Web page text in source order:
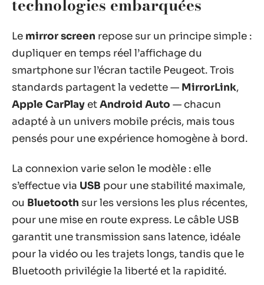
technologies embarquées
Le mirror screen repose sur un principe simple :
dupliquer en temps réel l’affichage du
smartphone sur l’écran tactile Peugeot. Trois
standards partagent la vedette — MirrorLink,
Apple CarPlay etAndroid Auto — chacun
adapté à un univers mobile précis, mais tous
pensés pour une expérience homogène à bord.
La connexion varie selon le modèle : elle
s’effectue via USB pour une stabilité maximale,
ou Bluetooth sur les versions les plus récentes,
pour une mise en route express. Le câble USB
garantit une transmission sans latence, idéale
pour la vidéo ou les trajets longs, tandis que le
Bluetooth privilégie la liberté et la rapidité.